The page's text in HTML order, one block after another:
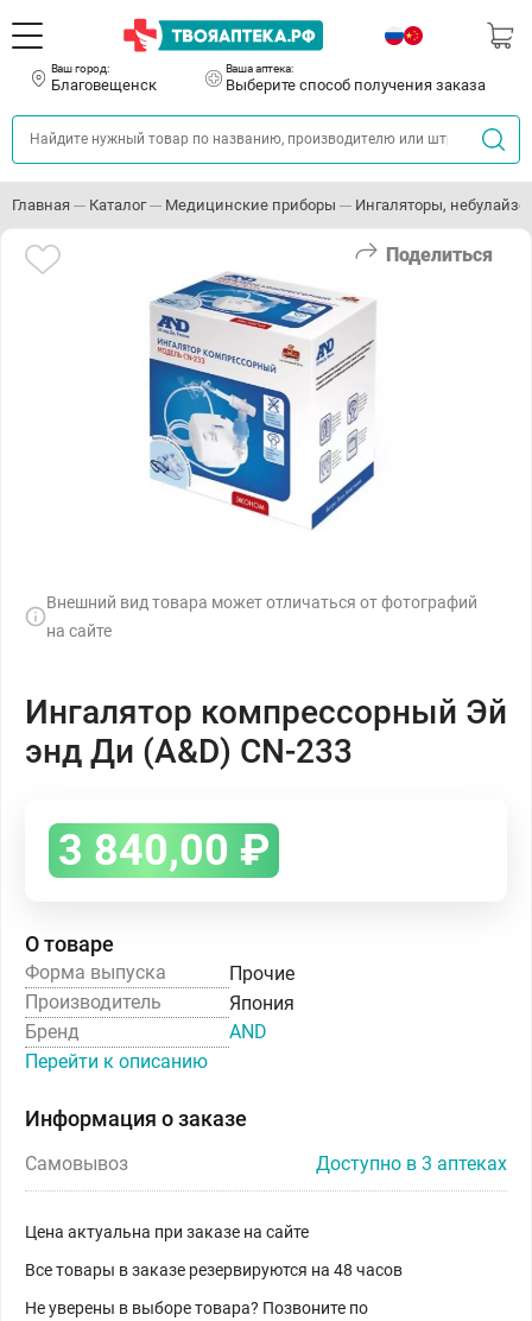
Ваш город:
Благовещенск
Ваша аптека:
Выберите способ получения заказа
Главная Каталог Медицинские приборы Ингаляторы,
Поделиться
Внешний вид товара может отличаться от фотографий
на сайте
Ингалятор компрессорный Эй
энд Ди (A&D) СN-233
3 840,00 ₽
О товаре
Форма выпуска
Прочие
Производитель
Япония
Бренд
AND
Перейти к описанию
Информация о заказе
Самовывоз Доступно в 3 аптеках
Цена актуальна при заказе на сайте
Все товары в заказе резервируются на 48 часов
Не уверены в выборе товара? Позвоните по